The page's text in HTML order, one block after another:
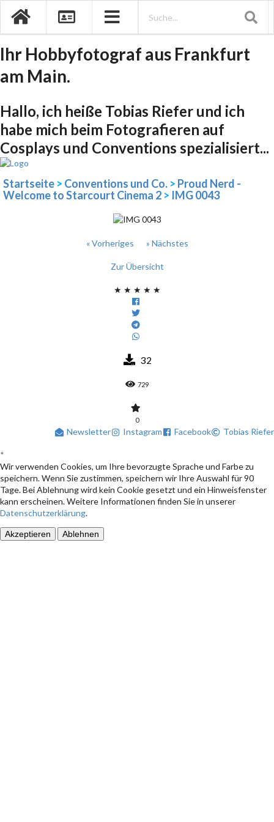
Ihr Hobbyfotograf aus Frankfurt
am Main.
Hallo, ich heiße Tobias Riefer und ich
habe mich beim Fotografieren auf
Cosplays und Conventions spezialisiert...
Startseite > Conventions und Co. > Proud Nerd -
Welcome to Starcourt Cinema 2 > IMG 0043
« Vorheriges » Nächstes
Zur Übersicht
★ ★ ★ ★ ★
32
729
0
Newsletter Instagram Facebook Tobias Riefer
*
Wir verwenden Cookies, um Ihre bevorzugte Sprache und Farbe zu
speichern. Wenn Sie zustimmen, speichern wir Ihre Auswahl für 90
Tage. Bei Ablehnung wird kein Cookie gesetzt und ein Hinweisfenster
kann erscheinen. Weitere Informationen finden Sie in unserer
Datenschutzerklärung.
Akzeptieren Ablehnen